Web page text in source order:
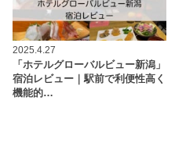
2025.4.27
「ホテルグローバルビュー新潟」
宿泊レビュー｜駅前で利便性高く
機能的…